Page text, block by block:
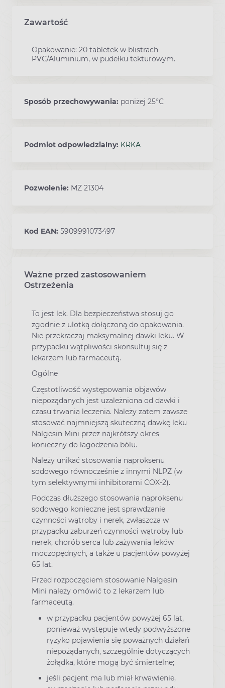
Zawartość
Opakowanie: 20 tabletek w blistrach
PVC/Aluminium, w pudełku tekturowym.
Sposób przechowywania: poniżej 25°C
Podmiot odpowiedzialny: KRKA
Pozwolenie: MZ 21304
Kod EAN: 5909991073497
Ważne przed zastosowaniem
Ostrzeżenia
To jest lek. Dla bezpieczeństwa stosuj go
zgodnie z ulotką dołączoną do opakowania.
Nie przekraczaj maksymalnej dawki leku. W
przypadku wątpliwości skonsultuj się z
lekarzem lub farmaceutą.
Ogólne
Częstotliwość występowania objawów
niepożądanych jest uzależniona od dawki i
czasu trwania leczenia. Należy zatem zawsze
stosować najmniejszą skuteczną dawkę leku
Nalgesin Mini przez najkrótszy okres
konieczny do łagodzenia bólu.
Należy unikać stosowania naproksenu
sodowego równocześnie z innymi NLPZ (w
tym selektywnymi inhibitorami COX-2).
Podczas dłuższego stosowania naproksenu
sodowego konieczne jest sprawdzanie
czynności wątroby i nerek, zwłaszcza w
przypadku zaburzeń czynności wątroby lub
nerek, chorób serca lub zażywania leków
moczopędnych, a także u pacjentów powyżej
65 lat.
Przed rozpoczęciem stosowanie Nalgesin
Mini należy omówić to z lekarzem lub
farmaceutą.
w przypadku pacjentów powyżej 65 lat,
ponieważ występuje wtedy podwyższone
ryzyko pojawienia się poważnych działań
niepożądanych, szczególnie dotyczących
żołądka, które mogą być śmiertelne;
jeśli pacjent ma lub miał krwawienie,